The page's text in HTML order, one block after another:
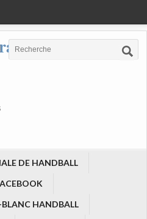
DE HANDBALL
HANDBALL